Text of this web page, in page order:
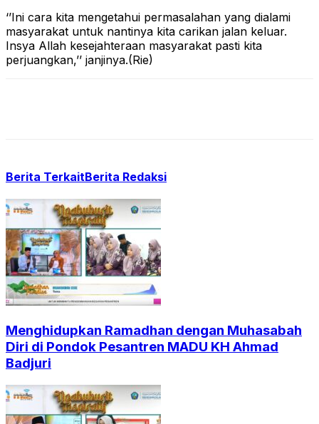
‘’Ini cara kita mengetahui permasalahan yang dialami
masyarakat untuk nantinya kita carikan jalan keluar.
Insya Allah kesejahteraan masyarakat pasti kita
perjuangkan,’’ janjinya.(Rie)
Berita TerkaitBerita Redaksi
Menghidupkan Ramadhan dengan Muhasabah
Diri di Pondok Pesantren MADU KH Ahmad
Badjuri